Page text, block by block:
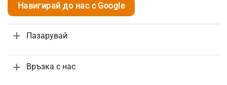
Навигирай до нас с Google
Пазарувай
Връзка с нас